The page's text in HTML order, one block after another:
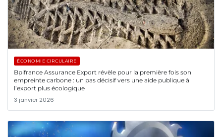
ÉCONOMIE CIRCULAIRE
Bpifrance Assurance Export révèle pour la première fois son
empreinte carbone : un pas décisif vers une aide publique à
l’export plus écologique
3 janvier 2026